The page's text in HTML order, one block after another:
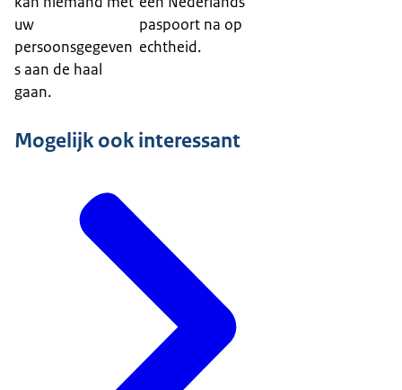
uw
persoonsgegeven
s aan de haal
gaan.
paspoort na op
echtheid.
Mogelijk ook interessant